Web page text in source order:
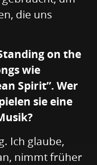
die uns
on the
wie
Spirit”. Wer
sie eine
Ich glaube,
nimmt früher